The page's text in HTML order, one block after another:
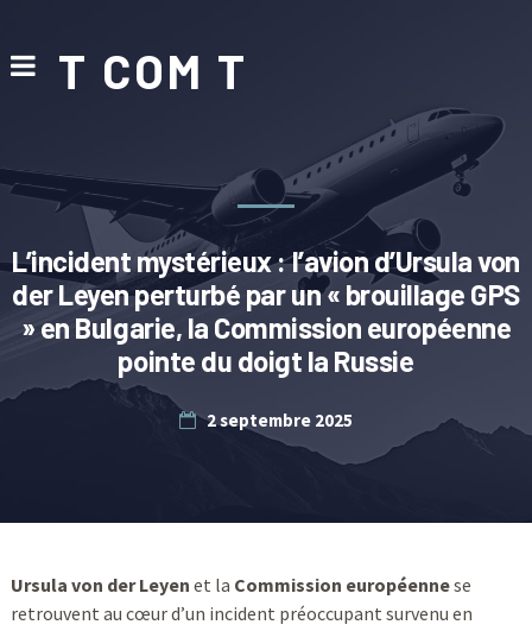
T COM T
L’incident mystérieux : l’avion d’Ursula von
der Leyen perturbé par un « brouillage GPS
» en Bulgarie, la Commission européenne
pointe du doigt la Russie
2 septembre 2025
Ursula von der Leyen et la Commission européennese
retrouvent au cœur d’un incident préoccupant survenu en